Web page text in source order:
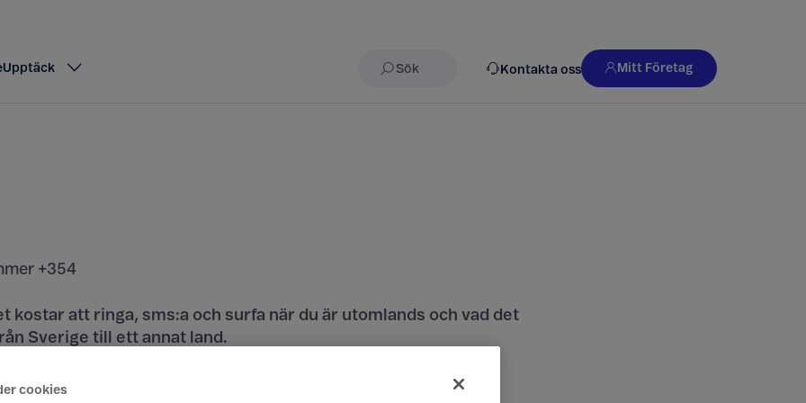
Upptäck
Sök Kontakta oss Mitt Företag
+354
kostar att ringa, sms:a och surfa när du är utomlands och vad det
Sverige till ett annat land.
här
cookies